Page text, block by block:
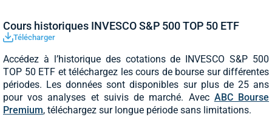
Cours historiques INVESCO S&P 500 TOP 50 ETF
Télécharger
Accédez à l’historique des cotations de INVESCO S&P 500
TOP 50 ETF et téléchargez les cours de bourse sur différentes
périodes. Les données sont disponibles sur plus de 25 ans
pour vos analyses et suivis de marché. Avec ABC Bourse
Premium, téléchargez sur longue période sans limitations.